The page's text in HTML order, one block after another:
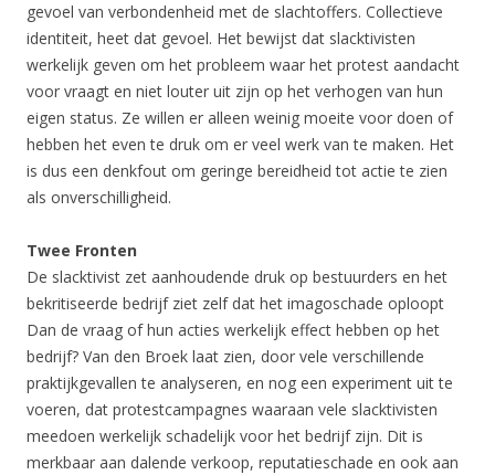
gevoel van verbondenheid met de slachtoffers. Collectieve
identiteit, heet dat gevoel. Het bewijst dat slacktivisten
werkelijk geven om het probleem waar het protest aandacht
voor vraagt en niet louter uit zijn op het verhogen van hun
eigen status. Ze willen er alleen weinig moeite voor doen of
hebben het even te druk om er veel werk van te maken. Het
is dus een denkfout om geringe bereidheid tot actie te zien
als onverschilligheid.
Twee Fronten
De slacktivist zet aanhoudende druk op bestuurders en het
bekritiseerde bedrijf ziet zelf dat het imagoschade oploopt
Dan de vraag of hun acties werkelijk effect hebben op het
bedrijf? Van den Broek laat zien, door vele verschillende
praktijkgevallen te analyseren, en nog een experiment uit te
voeren, dat protestcampagnes waaraan vele slacktivisten
meedoen werkelijk schadelijk voor het bedrijf zijn. Dit is
merkbaar aan dalende verkoop, reputatieschade en ook aan